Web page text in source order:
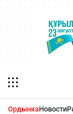
ОрдынкаНовости